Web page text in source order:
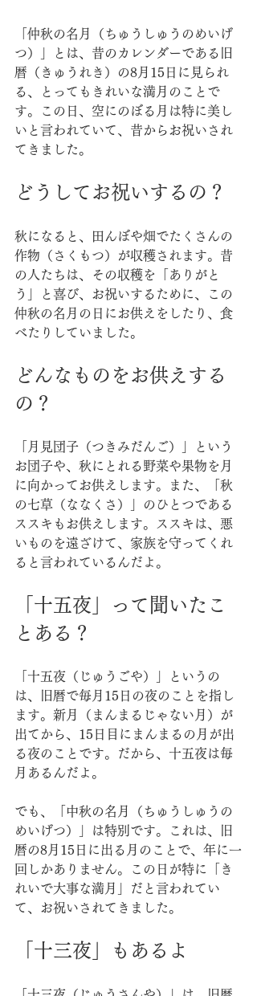
「仲秋の名月（ちゅうしゅうのめいげ
つ）」とは、昔のカレンダーである旧
暦（きゅうれき）の8月15日に見られ
る、とってもきれいな満月のことで
す。この日、空にのぼる月は特に美し
いと言われていて、昔からお祝いされ
てきました。
どうしてお祝いするの？
秋になると、田んぼや畑でたくさんの
作物（さくもつ）が収穫されます。昔
の人たちは、その収穫を「ありがと
う」と喜び、お祝いするために、この
仲秋の名月の日にお供えをしたり、食
べたりしていました。
どんなものをお供えする
の？
「月見団子（つきみだんご）」という
お団子や、秋にとれる野菜や果物を月
に向かってお供えします。また、「秋
の七草（ななくさ）」のひとつである
ススキもお供えします。ススキは、悪
いものを遠ざけて、家族を守ってくれ
ると言われているんだよ。
「十五夜」って聞いたこ
とある？
「十五夜（じゅうごや）」というの
は、旧暦で毎月15日の夜のことを指し
ます。新月（まんまるじゃない月）が
出てから、15日目にまんまるの月が出
る夜のことです。だから、十五夜は毎
月あるんだよ。
でも、「中秋の名月（ちゅうしゅうの
めいげつ）」は特別です。これは、旧
暦の8月15日に出る月のことで、年に一
回しかありません。この日が特に「き
れいで大事な満月」だと言われてい
て、お祝いされてきました。
「十三夜」もあるよ